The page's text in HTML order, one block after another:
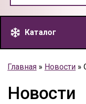
Каталог
Главная » Новости »
Новости